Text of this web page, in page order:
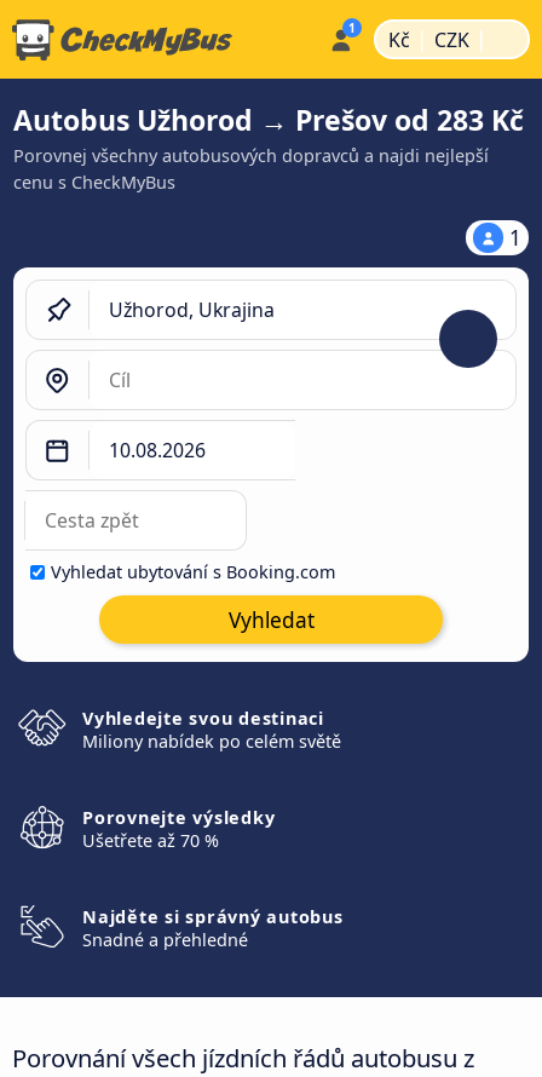
Kč | CZK |
Autobus Užhorod → Prešov od 283 Kč
Porovnej všechny autobusových dopravců a najdi nejlepší
cenu s CheckMyBus
1
Vyhledat ubytování s Booking.com
Vyhledat
Vyhledejte svou destinaci
Miliony nabídek po celém světě
Porovnejte výsledky
Ušetřete až 70 %
Najděte si správný autobus
Snadné a přehledné
Porovnání všech jízdních řádů autobusu z